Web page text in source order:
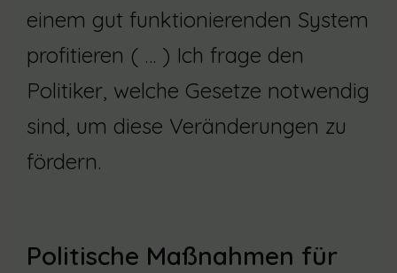
einem gut funktionierenden System
profitieren ( … ) Ich frage den
Politiker, welche Gesetze notwendig
sind, um diese Veränderungen zu
fördern.
Politische Maßnahmen für